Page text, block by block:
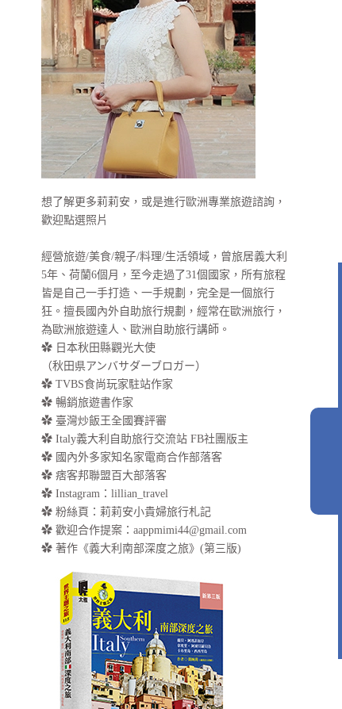
想了解更多莉莉安，或是進行歐洲專業旅遊諮詢，
歡迎點選照片
經營旅遊/美食/親子/料理/生活領域，曾旅居義大利
5年、荷蘭6個月，至今走過了31個國家，所有旅程
皆是自己一手打造、一手規劃，完全是一個旅行
狂。擅長國內外自助旅行規劃，經常在歐洲旅行，
為歐洲旅遊達人、歐洲自助旅行講師。
✿ 日本秋田縣觀光大使
（秋田県アンバサダーブロガー）
✿ TVBS食尚玩家駐站作家
✿ 暢銷旅遊書作家
✿ 臺灣炒飯王全國賽評審
✿ Italy義大利自助旅行交流站 FB社團版主
✿ 國內外多家知名家電商合作部落客
✿ 痞客邦聯盟百大部落客
✿Instagram：lillian_travel
✿粉絲頁：莉莉安小貴婦旅行札記
✿ 歡迎合作提案：aappmimi44@gmail.com
✿ 著作《義大利南部深度之旅》(第三版)